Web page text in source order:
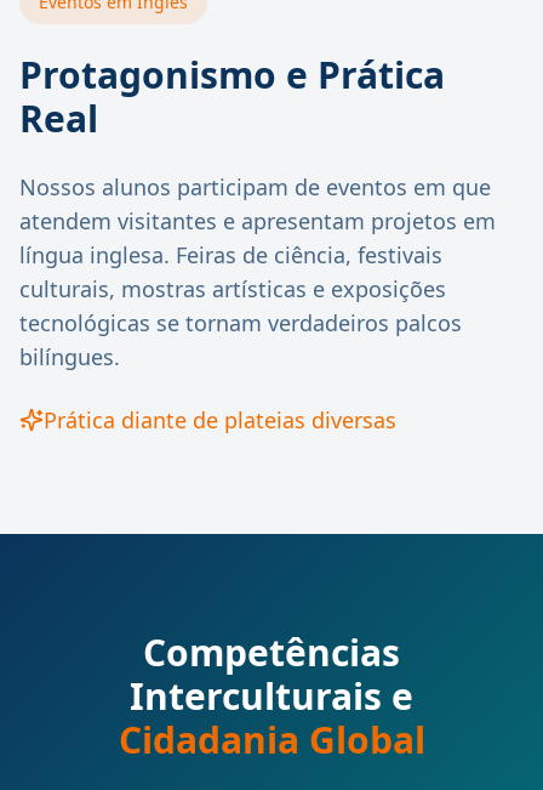
Protagonismo e Prática
Real
Nossos alunos participam de eventos em que
atendem visitantes e apresentam projetos em
língua inglesa. Feiras de ciência, festivais
culturais, mostras artísticas e exposições
tecnológicas se tornam verdadeiros palcos
bilíngues.
Prática diante de plateias diversas
Competências
Interculturais e
Cidadania Global